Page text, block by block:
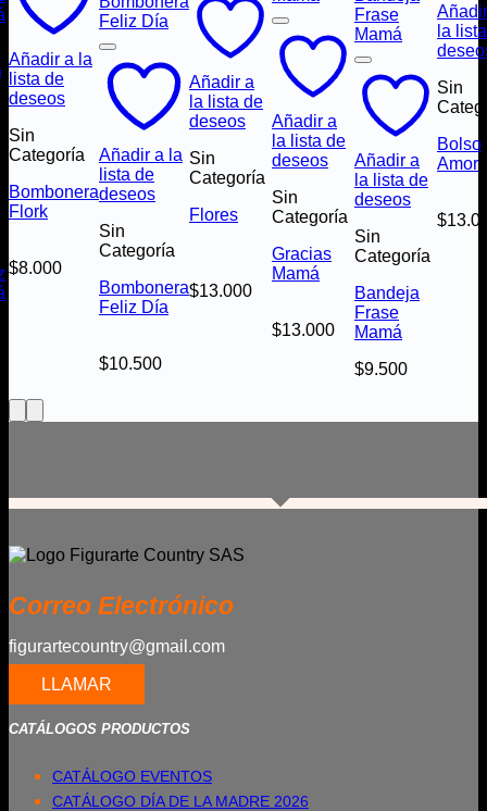
Añadir a la
lista de
deseos
Sin
Categoría
Bombonera
Flork
$8.000
Añadir a la
lista de
deseos
Sin
Categoría
Bombonera
Feliz Día
$10.500
Añadir a
la lista de
deseos
Sin
Categoría
Flores
$13.000
Añadir a
la lista de
deseos
Sin
Categoría
Gracias
Mamá
$13.000
Añadir a
la lista de
deseos
Sin
Categoría
Bandeja
Frase
Mamá
$9.500
la
Sin
Bolso
Amor
$
Correo Electrónico
figurartecountry@gmail.com
LLAMAR
CATÁLOGOS PRODUCTOS
CATÁLOGO EVENTOS
CATÁLOGO DÍA DE LA MADRE 2026